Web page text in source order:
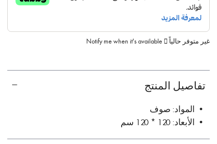
غير متوفر حالياً Notify me when it's available
تفاصيل المنتج
• المواد: صوف
• الأبعاد: 120 * 120 سم